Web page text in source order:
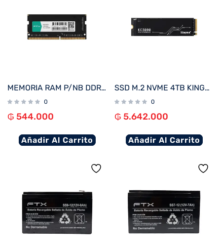
MEMORIA RAM P/NB DDR4 8GB 3200 FTX 111689
0
₲ 544.000
Añadir Al Carrito
SSD M.2 NVME 4TB KINGSTON KC3000 SKC3000D/4096G 7000/7000 PCIE 4.0
0
₲ 5.642.000
Añadir Al Carrito